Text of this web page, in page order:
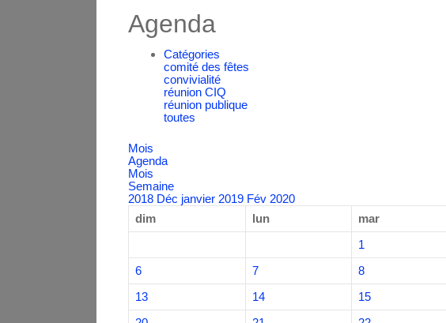
Agenda
Catégories
comité des fêtes
convivialité
réunion CIQ
réunion publique
toutes
Mois
Agenda
Mois
Semaine
2018 Déc janvier 2019 Fév 2020
dim
lun mar
1
6
7 8
13
14 15